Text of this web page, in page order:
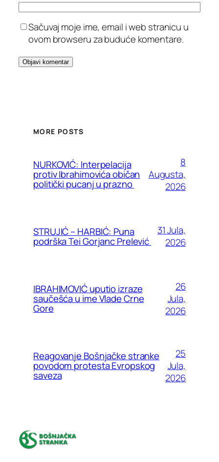
Sačuvaj moje ime, email i web stranicu u
ovom browseru za buduće komentare.
MORE POSTS
NURKOVIĆ: Interpelacija
protiv Ibrahimovića običan
politički pucanj u prazno
8
Augusta,
2026
STRUJIĆ – HARBIĆ: Puna
podrška Tei Gorjanc Prelević
31 Jula,
2026
IBRAHIMOVIĆ uputio izraze
saučešća u ime Vlade Crne
Gore
26
Jula,
2026
Reagovanje Bošnjačke stranke
povodom protesta Evropskog
saveza
25
Jula,
2026